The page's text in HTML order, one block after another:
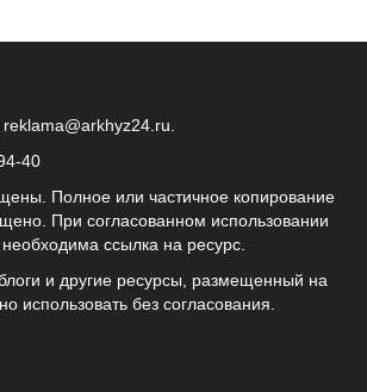
reklama@arkhyz24.ru
Полное или частичное копирование
При согласованном использовании
ссылка на ресурс.
и другие ресурсы, размещенный на
использовать без согласования.